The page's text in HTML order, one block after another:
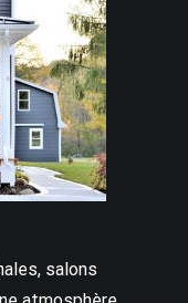
salons